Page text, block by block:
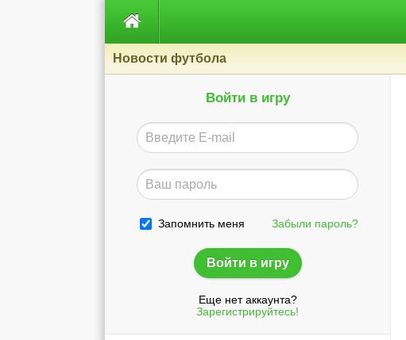

Новости футбола
Войти в игру
Запомнить меня Забыли пароль?
Еще нет аккаунта?
Зарегистрируйтесь!